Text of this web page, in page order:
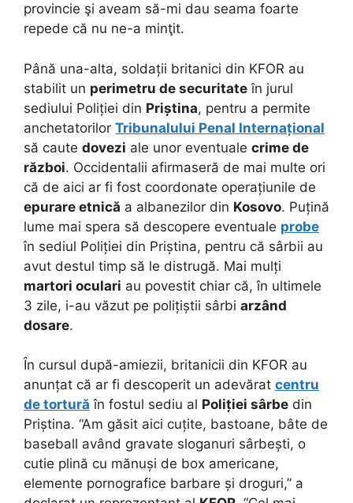
provincie şi aveam să-mi dau seama foarte
repede că nu ne-a minţit.
Până una-alta, soldații britanici din KFOR au
stabilit un perimetru de securitate în jurul
sediului Poliției din Priștina, pentru a permite
anchetatorilor Tribunalului Penal Internațional
să caute dovezi ale unor eventuale crime de
război. Occidentalii afirmaseră de mai multe ori
că de aici ar fi fost coordonate operațiunile de
epurare etnică a albanezilor din Kosovo. Puțină
lume mai spera să descopere eventuale probe
în sediul Poliției din Priștina, pentru că sârbii au
avut destul timp să le distrugă. Mai mulți
martori oculari au povestit chiar că, în ultimele
3 zile, i-au văzut pe polițiștii sârbi arzând
dosare.
În cursul după-amiezii, britanicii din KFOR au
anunțat că ar fi descoperit un adevărat centru
de tortură în fostul sediu al Poliției sârbe din
Priștina. “Am găsit aici cuțite, bastoane, bâte de
baseball având gravate sloganuri sârbești, o
cutie plină cu mănuși de box americane,
elemente pornografice barbare și droguri,” a